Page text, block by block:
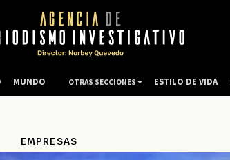
EMPRESAS
MUNDO OTRAS SECCIONES ESTILO DE VIDA